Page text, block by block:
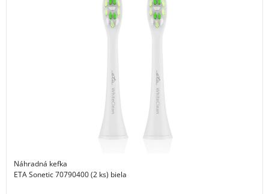
Náhradná kefka
ETA Sonetic 70790400 (2 ks) biela